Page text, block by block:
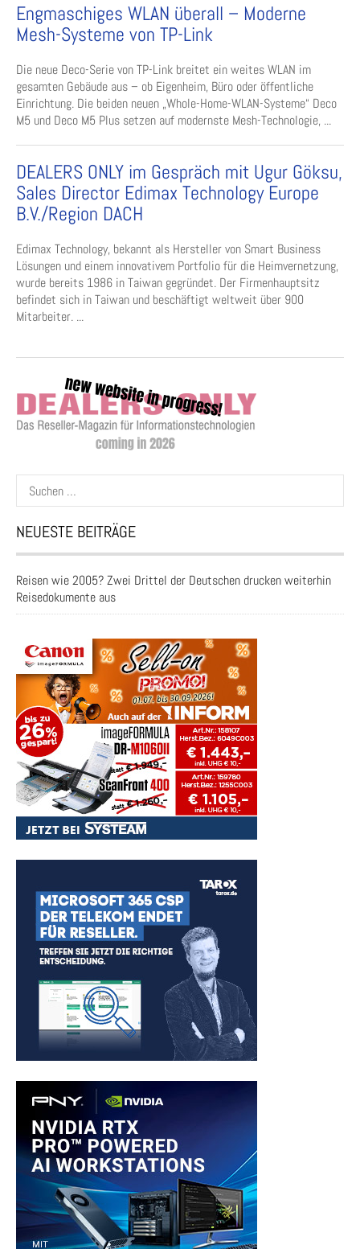
Engmaschiges WLAN überall – Moderne
Mesh-Systeme von TP-Link
Die neue Deco-Serie von TP-Link breitet ein weites WLAN im
gesamten Gebäude aus – ob Eigenheim, Büro oder öffentliche
Einrichtung. Die beiden neuen „Whole-Home-WLAN-Systeme“ Deco
M5 und Deco M5 Plus setzen auf modernste Mesh-Technologie, ...
DEALERS ONLY im Gespräch mit Ugur Göksu,
Sales Director Edimax Technology Europe
B.V./Region DACH
Edimax Technology, bekannt als Hersteller von Smart Business
Lösungen und einem innovativem Portfolio für die Heimvernetzung,
wurde bereits 1986 in Taiwan gegründet. Der Firmenhauptsitz
befindet sich in Taiwan und beschäftigt weltweit über 900
Mitarbeiter. ...
Suchen
nach:
NEUESTE BEITRÄGE
Reisen wie 2005? Zwei Drittel der Deutschen drucken weiterhin
Reisedokumente aus